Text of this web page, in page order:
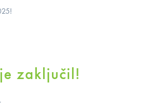
zaključil!